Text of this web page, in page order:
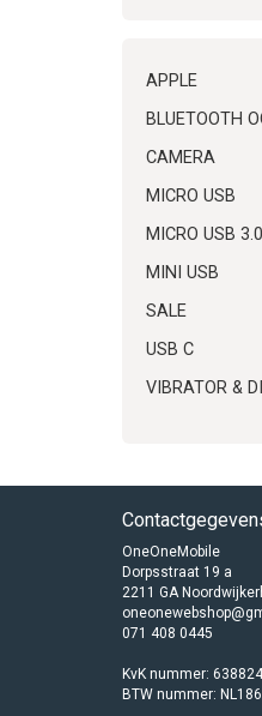
APPLE
BLUETOOTH
CAMERA
MICRO USB
MICRO USB 3.0
MINI USB
SALE
USB C
VIBRATOR &
OneOneMobile
Dorpsstraat 19 a
2211 GA
071 408 0445
KvK nummer:
BTW nummer: